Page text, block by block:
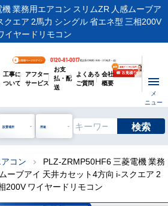
業務用エアコン スリムZR 人感ムーブア
クエア 2馬力 シングル 省エネ型 三相200V
イヤードリモコン
お客様ページログイン 0120-81-0017電話受付時間 / 9:00～17:30(月～金)
工事に
ついて
アフター
サービス
お支
払・配
送
よくある
ご質問
会社
概要
メ
ニュー
設置場所 用途 検索
コン chevron_right
PLZ-ZRMP50HF6 三菱電機 業務
ーブアイ 天井カセット4方向 i-スクエア 2
200V ワイヤードリモコン